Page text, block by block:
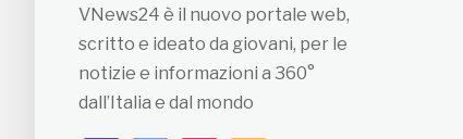
VNews24 è il nuovo portale web,
scritto e ideato da giovani, per le
notizie e informazioni a 360°
dall’Italia e dal mondo